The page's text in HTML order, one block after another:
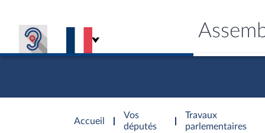
Accueil
d'accueil
Vos
députés
Travaux
parlementaires